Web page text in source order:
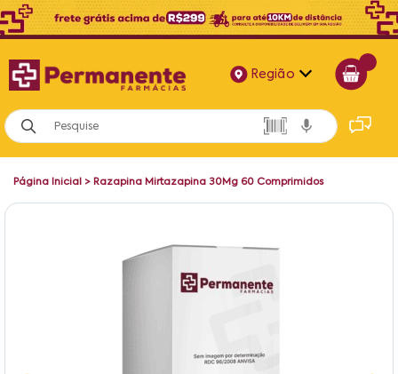
Região
Alagoas
Bahia
Página Inicial > Razapina Mirtazapina 30Mg 60 Comprimidos